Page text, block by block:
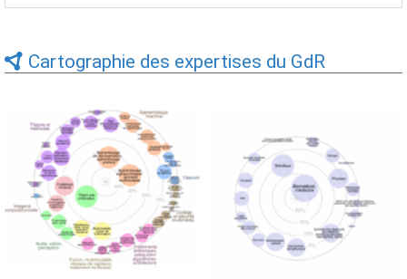
Cartographie des expertises du GdR
Expertises du GdR -
cartographie par Axes -
19/09/2025
Expertises du GdR -
cartographie par mots-clés
applicatifs - 19/09/2025